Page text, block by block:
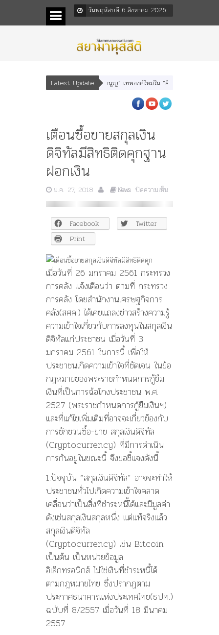
วันพฤหัสบดี 6 สิงหาคม 2026
Latest Update
า” “อรุณเทพบุตร” และ “เทพีรัฐธรรมนูญ” เทพองค์ใหม่ใน “ศิลปะคณะราษฎร”
เตือนซื้อขายสกุลเงิน
ดิจิทัลมีสิทธิติดคุกฐาน
ฝอกเงิน
ม.ค. 27, 2018 News ปิดความเห็น
เตือน
ซื้อ
ติด
ฝ
อก
เงิน
Facebook
Twitter
Print
เมื่อวันที่ 26 มกราคม 2561 กระทรวง
การคลัง แจ้งเตือนว่า ตามที่ กระทรวง
การคลัง โดยสำนักงานเศรษฐกิจการ
คลัง(สศค.) ได้เคยแถลงข่าวสร้างความรู้
ความเข้าใจเกี่ยวกับการลงทุนในสกุลเงิน
ดิจิทัลแก่ประชาชน เมื่อวันที่ 3
มกราคม 2561 ในการนี้ เพื่อให้
ประชาชนเกิดความเข้าใจที่ชัดเจน ในข้อ
กฎหมายของพระราชกำหนดการกู้ยืม
เงินที่เป็นการฉ้อโกงประชาชน พ.ศ.
2527 (พระราชกำหนดการกู้ยืมเงินฯ)
และที่แก้ไขเพิ่มเติมที่อาจจะเกี่ยวข้องกับ
การชักชวนซื้อ-ขาย สกุลเงินดิจิทัล
(Cryptocurrency) ที่มีการดำเนิน
การกันอยู่ในขณะนี้ จึงขอชี้แจงดังนี้
1.ปัจจุบัน “สกุลเงินดิจิทัล” อาจจะทำให้
ประชาชนทั่วไปเกิดความเข้าใจคลาด
เคลื่อนว่าเป็นสิ่งที่ชำระหนี้ได้และมีมูลค่า
ดังเช่นสกุลเงินสกุลหนึ่ง แต่แท้จริงแล้ว
สกุลเงินดิจิทัล
(Cryptocurrency) เช่น Bitcoin
เป็นต้น เป็นหน่วยข้อมูล
อิเล็กทรอนิกส์ ไม่ใช่เงินที่ชำระหนี้ได้
ตามกฎหมายไทย ซึ่งปรากฏตาม
ประกาศธนาคารแห่งประเทศไทย(ธปท.)
ฉบับที่ 8/2557 เมื่อวันที่ 18 มีนาคม
2557